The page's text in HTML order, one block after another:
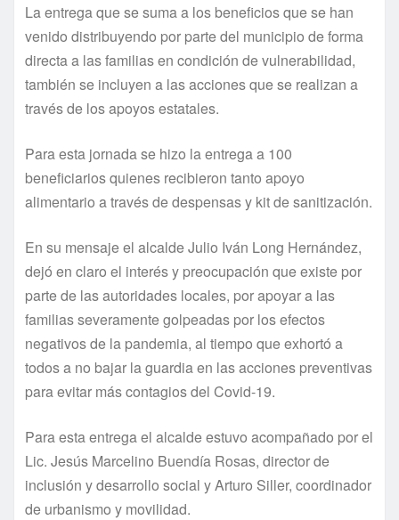
La entrega que se suma a los beneficios que se han
venido distribuyendo por parte del municipio de forma
directa a las familias en condición de vulnerabilidad,
también se incluyen a las acciones que se realizan a
través de los apoyos estatales.
Para esta jornada se hizo la entrega a 100
beneficiarios quienes recibieron tanto apoyo
alimentario a través de despensas y kit de sanitización.
En su mensaje el alcalde Julio Iván Long Hernández,
dejó en claro el interés y preocupación que existe por
parte de las autoridades locales, por apoyar a las
familias severamente golpeadas por los efectos
negativos de la pandemia, al tiempo que exhortó a
todos a no bajar la guardia en las acciones preventivas
para evitar más contagios del Covid-19.
Para esta entrega el alcalde estuvo acompañado por el
Lic. Jesús Marcelino Buendía Rosas, director de
inclusión y desarrollo social y Arturo Siller, coordinador
de urbanismo y movilidad.